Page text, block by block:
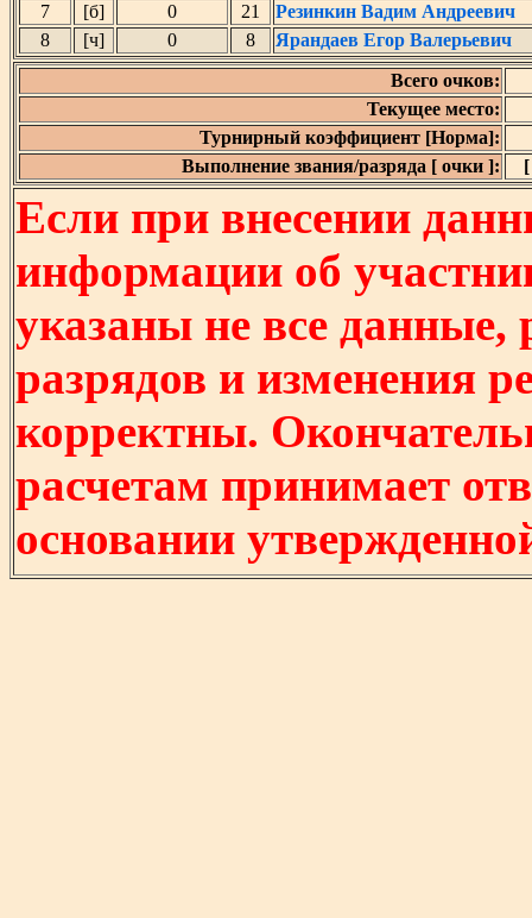
7
[б] 0 21
Резинкин Вадим Андреевич
8
[ч] 0 8
Ярандаев Егор Валерьевич
Всего очков:
Текущее место:
Турнирный коэффициент [Норма]:
Выполнение звания/разряда [ очки ]:
Если при внесении
информации об
указаны не все
разрядов и изменения
корректны.
расчетам принимает
основании